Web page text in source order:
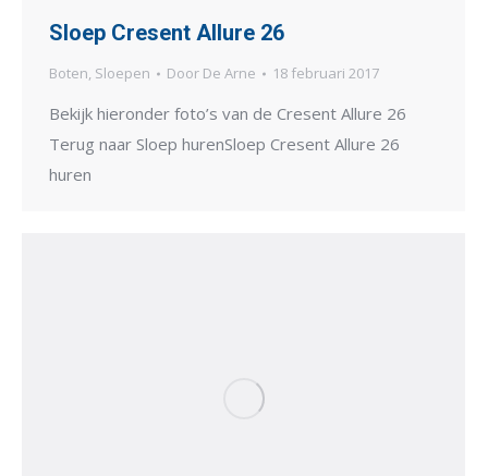
Sloep Cresent Allure 26
Boten, Sloepen Door De Arne 18 februari 2017
Bekijk hieronder foto’s van de Cresent Allure 26
Terug naar Sloep hurenSloep Cresent Allure 26
huren